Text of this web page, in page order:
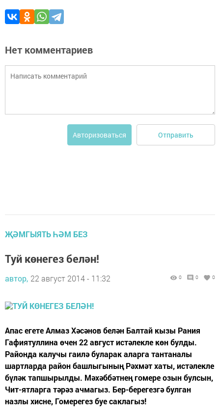
Нет комментариев
Авторизоваться Отправить
ҖӘМГЫЯТЬ ҺӘМ БЕЗ
Туй көнегез белән!
автор, 22 август 2014 - 11:32 0 0 0
Апас егете Алмаз Хәсәнов белән Балтай кызы Рания
Гафиятуллина өчен 22 август истәлекле көн булды.
Районда калучы гаилә буларак аларга тантаналы
шартларда район башлыгының Рәхмәт хаты, истәлекле
бүләк тапшырылды. Мәхәббәтнең гомере озын булсын,
Чит-ятларга тәрәз ачмагыз. Бер-берегезгә булган
назлы хисне, Гомерегез буе саклагыз!